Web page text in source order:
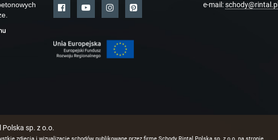
e-mail:schody@rintal.pl
sp. z o.o.